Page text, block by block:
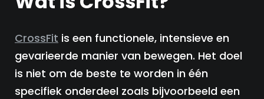
CrossFit is een functionele, intensieve en
gevarieerde manier van bewegen. Het doel
is niet om de beste te worden in één
specifiek onderdeel zoals bijvoorbeeld een